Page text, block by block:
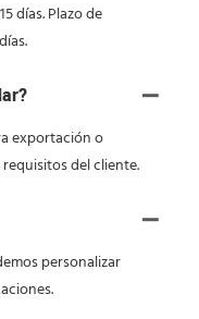
días. Plazo de
exportación o
del cliente.
personalizar